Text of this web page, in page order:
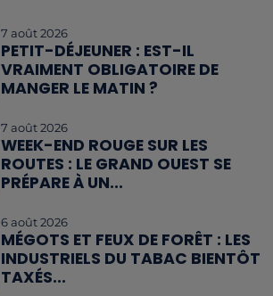
7 août 2026
PETIT-DÉJEUNER : EST-IL
VRAIMENT OBLIGATOIRE DE
MANGER LE MATIN ?
7 août 2026
WEEK-END ROUGE SUR LES
ROUTES : LE GRAND OUEST SE
PRÉPARE À UN...
6 août 2026
MÉGOTS ET FEUX DE FORÊT : LES
INDUSTRIELS DU TABAC BIENTÔT
TAXÉS...